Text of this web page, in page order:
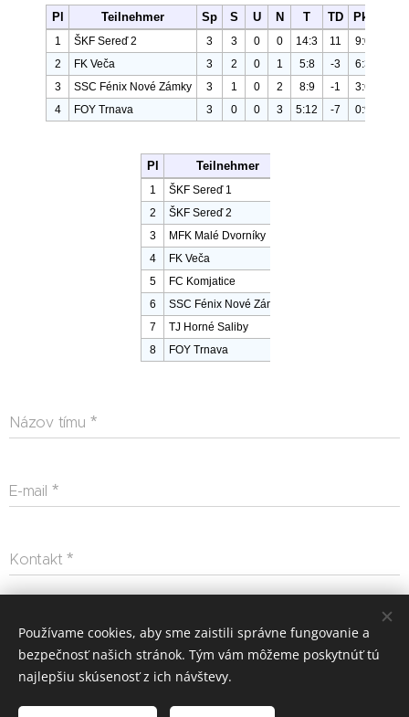
Názov tímu
E-mail
Kontakt
Odoslať
Používame cookies, aby sme zaistili správne fungovanie a
bezpečnosť našich stránok. Tým vám môžeme poskytnúť tú
najlepšiu skúsenosť z ich návštevy.